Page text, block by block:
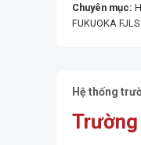
Chuyên mục:
FUKUOKA FJLS
Hệ thống